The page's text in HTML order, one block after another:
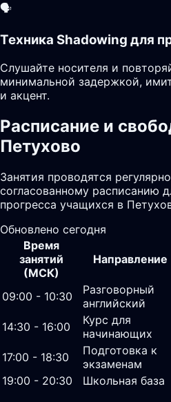
🗣️
Техника Shadowing для
Слушайте носителя и
минимальной задержкой,
и акцент.
Расписание и
Петухово
Занятия проводятся
согласованному расписанию
прогресса учащихся в
Обновлено сегодня
Время
занятий
(МСК)
Направление
09:00 - 10:30
Разговорный
английский
14:30 - 16:00
Курс для
начинающих
17:00 - 18:30
Подготовка к
экзаменам
19:00 - 20:30
Школьная база